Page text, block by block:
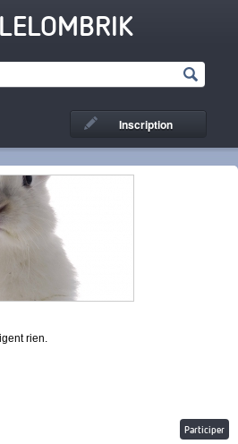
LELOMBRIK
Inscription
rien.
Participer